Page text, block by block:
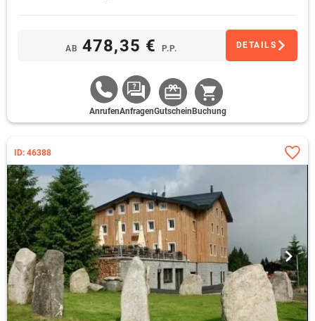
AB 478,35 € P.P. DETAILS
AnrufenAnfragenGutschein Buchung
ID: 46388